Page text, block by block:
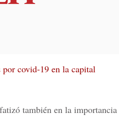
por covid-19 en la capital
también en la importancia